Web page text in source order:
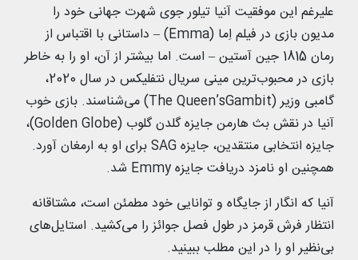
علیرغم این موفقیت آنیا تیلور جوی شهرت جهانی خود را
مدیون بازی در فیلم اِما (Emma) – داستانی با اقتباس از
رمان 1815 جین آستین – است. اما بیشتر از آن، او را به خاطر
بازی در محبوب‌ترین مینی سریال نتفلیکس در سال 2020،
گامبی وزیر (The Queen’sGambit) می‌شناسند. بازی خوب
آنیا در نقش بث هارمن جایزه گلدن گلوب (Golden Globe)،
جایزه انتخابی منتقدین، جایزه SAG برای او به ارمغان آورد.
همچنین او نامزد دریافت جایزه Emmy شد.
آنیا که انگار از جایگاه و توانایی خود مطمئن است، مشتاقانه
انتظار فرش قرمز در طول فصل جوائز را می‌کشید. استایل‌های
بی‌نظیر او را در این مطلب ببینید.